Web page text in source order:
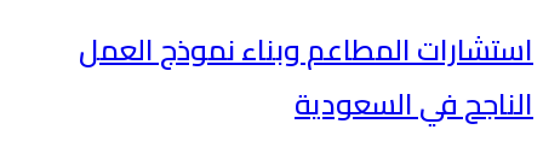
استشارات المطاعم وبناء نموذج العمل
الناجح في السعودية